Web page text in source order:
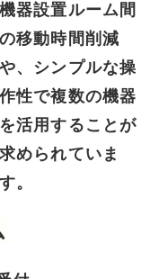
機器設置ルーム間
の移動時間削減
や、シンプルな操
作性で複数の機器
を活用することが
求められていま
す。